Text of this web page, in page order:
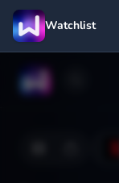
Watchlist